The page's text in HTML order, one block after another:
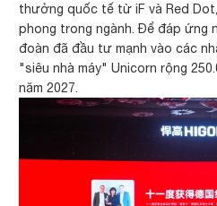
thưởng quốc tế từ iF và Red
phong trong ngành. Để đáp ứng
đoàn đã đầu tư mạnh vào các
"siêu nhà máy" Unicorn rộng
năm 2027.